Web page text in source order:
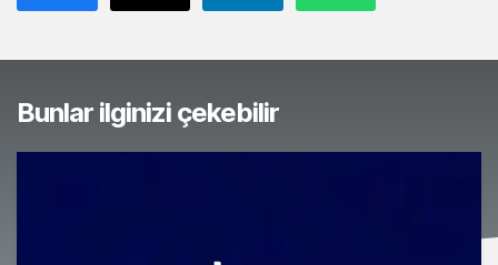
Bunlar ilginizi çekebilir